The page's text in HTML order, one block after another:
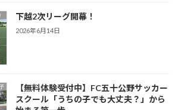
下越2次リーグ開幕！
2026年6月14日
【無料体験受付中】FC五十公野サッカー
スクール「うちの子でも大丈夫？」から